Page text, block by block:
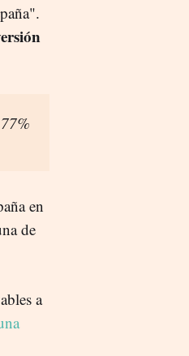
en
de
a